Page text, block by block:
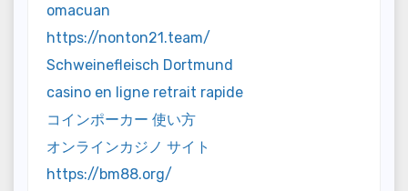
omacuan
https://nonton21.team/
Schweinefleisch Dortmund
casino en ligne retrait rapide
コインポーカー 使い方
オンラインカジノ サイト
https://bm88.org/